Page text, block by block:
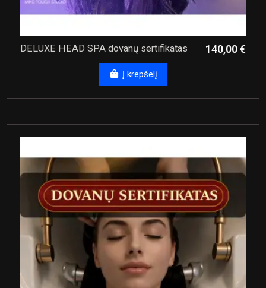
DELUXE HEAD SPA dovanų sertifikatas 140,00 €
Į krepšelį